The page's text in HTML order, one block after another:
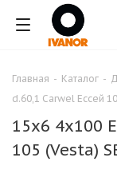
Главная - Каталог -
d.60,1 Carwel Ессей
15x6 4x100
105 (Vesta)